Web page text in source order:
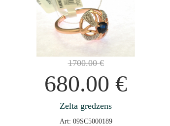
1700.00€
680.00€
Zelta gredzens
Art: 09SC5000189